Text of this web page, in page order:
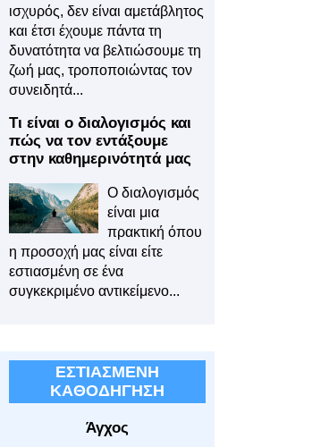
ισχυρός, δεν είναι αμετάβλητος
και έτσι έχουμε πάντα τη
δυνατότητα να βελτιώσουμε τη
ζωή μας, τροποποιώντας τον
συνειδητά...
Τι είναι ο διαλογισμός και
πώς να τον εντάξουμε
στην καθημερινότητά μας
Ο διαλογισμός
είναι μια
πρακτική όπου
η προσοχή μας είναι είτε
εστιασμένη σε ένα
συγκεκριμένο αντικείμενο...
ΕΣΤΙΑΣΜΕΝΗ
ΚΑΘΟΔΗΓΗΣΗ
Άγχος